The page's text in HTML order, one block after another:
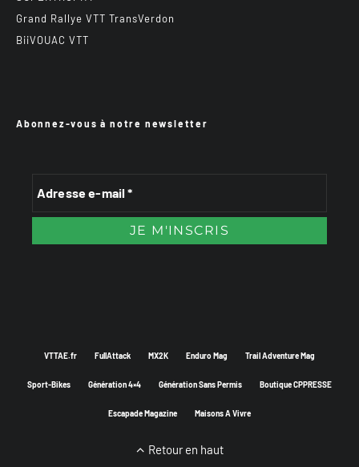
Grand Rallye VTT TransVerdon
BiiVOUAC VTT
Abonnez-vous à notre newsletter
VTTAE.fr FullAttack MX2K Enduro Mag Trail Adventure Mag
Sport-Bikes Génération 4×4 Génération Sans Permis Boutique CPPRESSE
Escapade Magazine Maisons A Vivre
Retour en haut